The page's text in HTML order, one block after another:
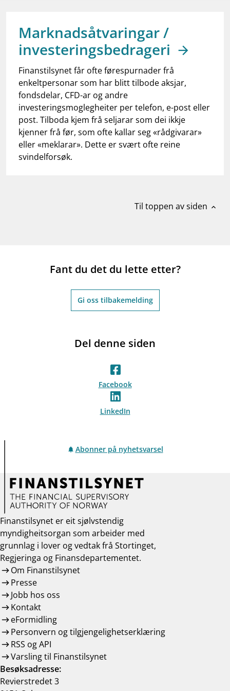
dashboardInformasjon for investorer
notifications_noneAbonner på nyhetsvarsel
Marknadsåtvaringar /
investeringsbedrageri
Finanstilsynet får ofte førespurnader frå
enkeltpersonar som har blitt tilbode aksjar,
fondsdelar, CFD-ar og andre
investeringsmoglegheiter per telefon, e-post eller
post. Tilboda kjem frå seljarar som dei ikkje
kjenner frå før, som ofte kallar seg «rådgivarar»
eller «meklarar». Dette er svært ofte reine
svindelforsøk.
Til toppen av siden expand_less
Fant du det du lette etter?
Gi oss tilbakemelding
Del denne siden
Facebook
LinkedIn
Abonner på nyhetsvarsel
Finanstilsynet er eit sjølvstendig
myndigheitsorgan som arbeider med
grunnlag i lover og vedtak frå Stortinget,
Regjeringa og Finansdepartementet.
Om Finanstilsynet
Presse
Jobb hos oss
Kontakt
eFormidling
Personvern og tilgjengelighetserklæring
RSS og API
Varsling til Finanstilsynet
Besøksadresse:
Revierstredet 3